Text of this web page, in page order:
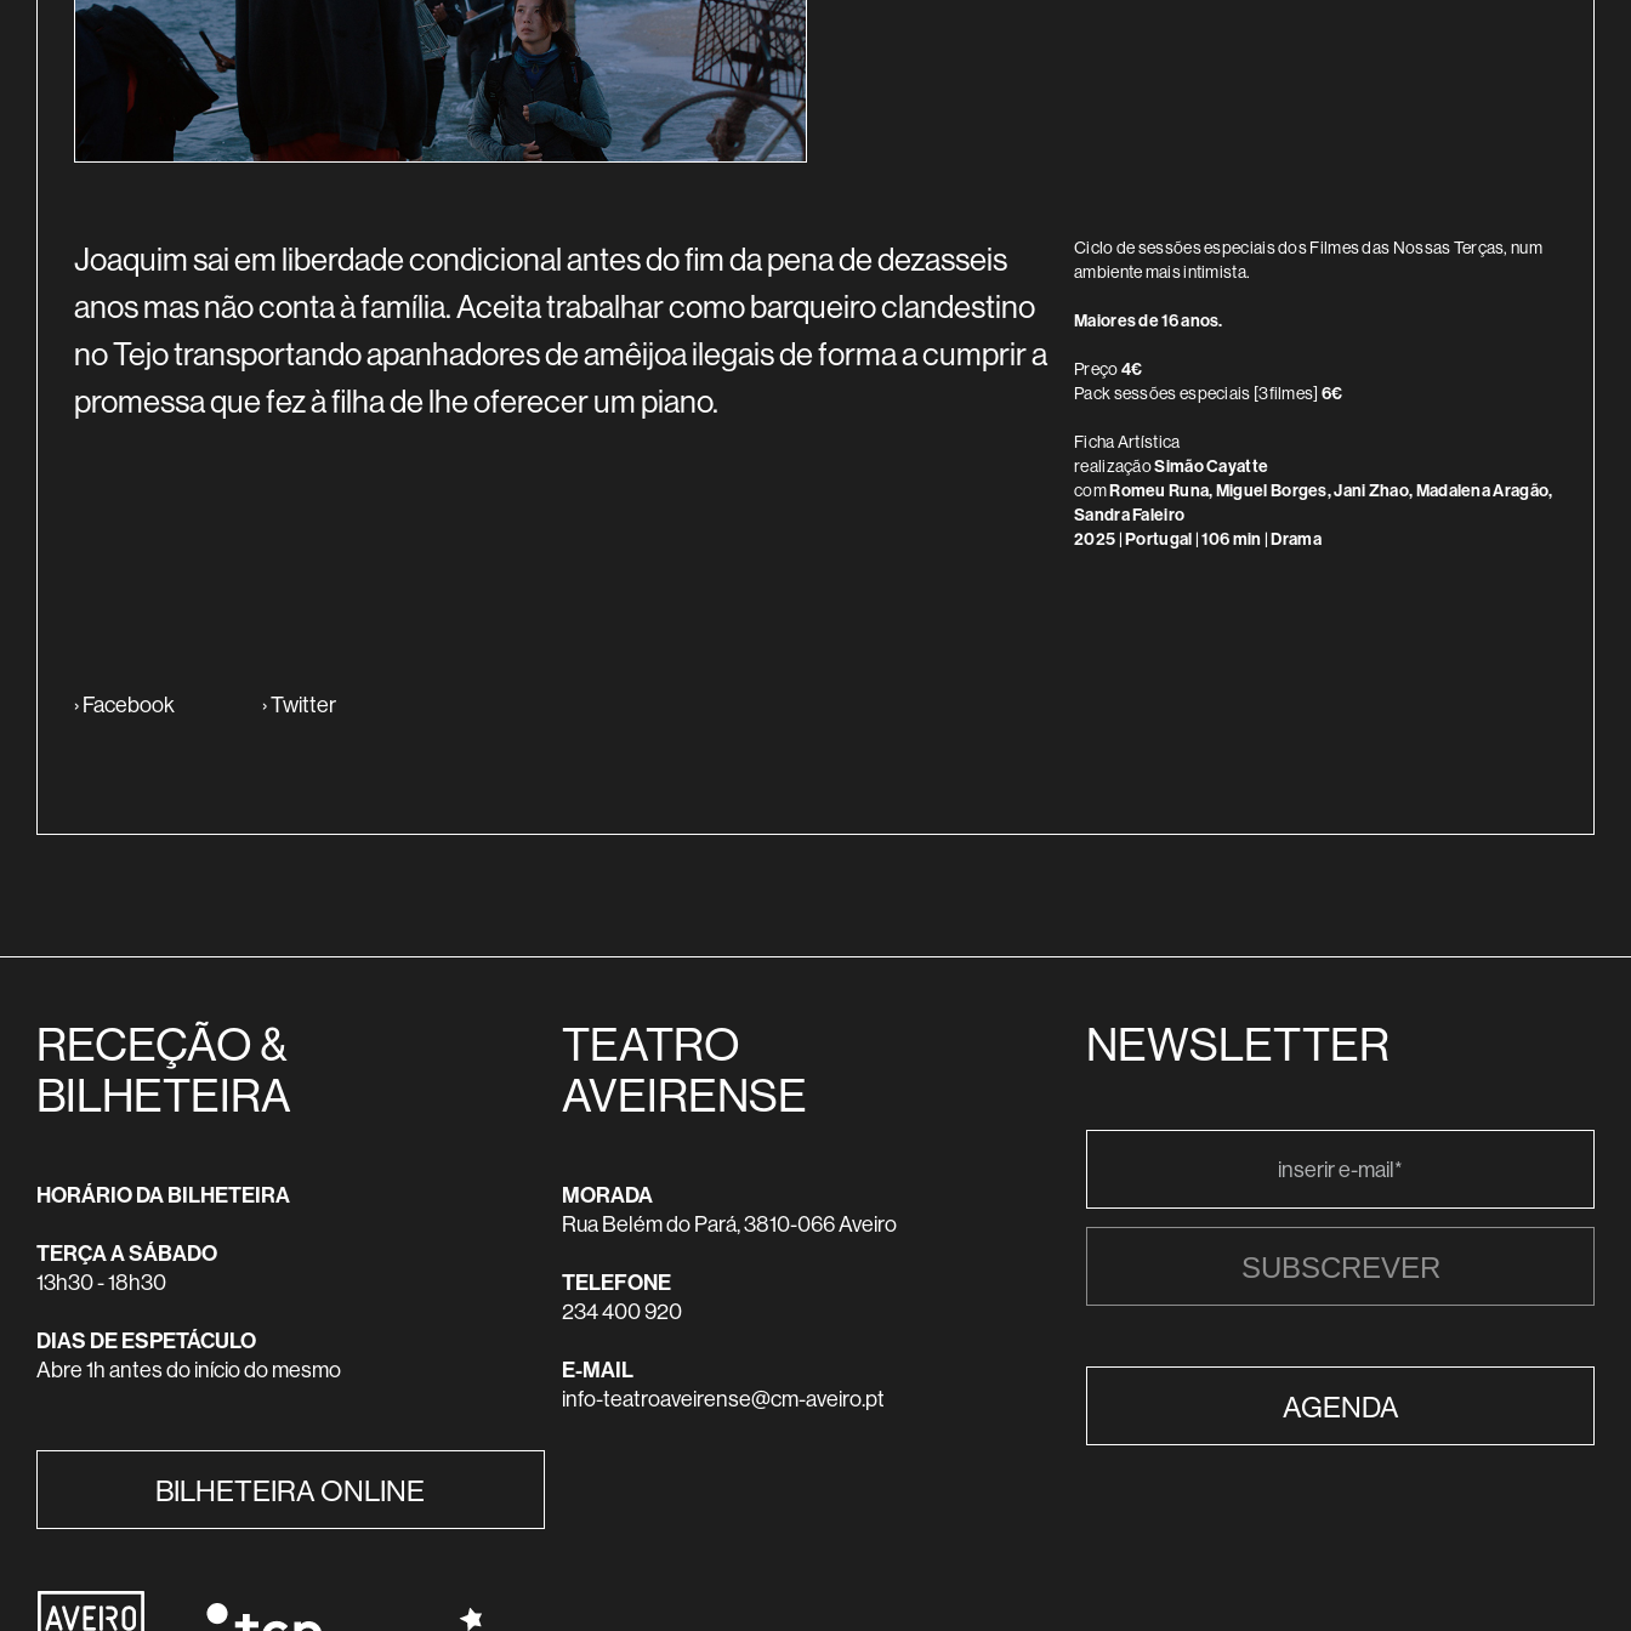
SINOPSE
Joaquim sai em liberdade condicional antes do fim da pena de dezasseis
anos mas não conta à família. Aceita trabalhar como barqueiro clandestino
no Tejo transportando apanhadores de amêijoa ilegais de forma a cumprir a
promessa que fez à filha de lhe oferecer um piano.
INFORMAÇÃO ADICIONAL
Ciclo de sessões especiais dos Filmes das Nossas Terças, num
ambiente mais intimista.
Maiores de 16 anos.
Preço4€
Pack sessões especiais [3filmes] 6€
Ficha Artística
realizaçãoSimão Cayatte
comRomeu Runa, Miguel Borges, Jani Zhao, Madalena Aragão,
Sandra Faleiro
2025 | Portugal | 106 min | Drama
›Facebook ›Twitter
RECEÇÃO &
BILHETEIRA
HORÁRIO DA BILHETEIRA
TERÇA A SÁBADO
13h30 - 18h30
DIAS DE ESPETÁCULO
Abre 1h antes do início do mesmo
BILHETEIRA ONLINE
TEATRO
AVEIRENSE
MORADA
Rua Belém do Pará, 3810-066 Aveiro
TELEFONE
234 400 920
E-MAIL
info-teatroaveirense@cm-aveiro.pt
NEWSLETTER
SUBSCREVER
AGENDA